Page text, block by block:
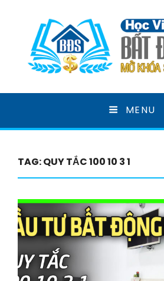
HỌC VIỆN
SẢN
MENU
TAG:QUY TẮC 100 10 3 1